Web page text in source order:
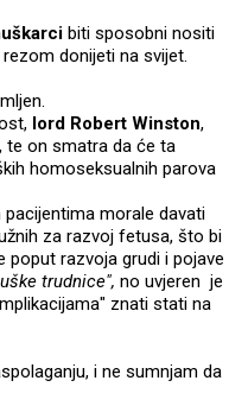
biti sposobni nositi
donijeti na svijet.
lord Robert Winston,
, te on smatra da će ta
homoseksualnih parova
morale davati
za razvoj fetusa, što bi
razvoja grudi i pojave
trudnice", no uvjeren je
znati stati na
i ne sumnjam da